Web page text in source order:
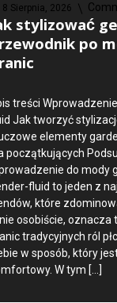
8 Sierpnia, 2026
stylizować
po
treści
Jak tworzyć
elementy
początkujących
do mody
fluid to jeden z
które
osobiście, oznacza
tradycyjnych ról
w sposób, który
W tym […]